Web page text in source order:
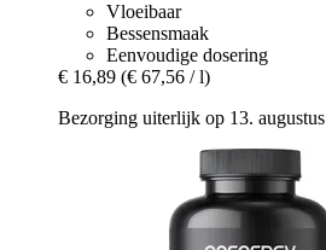
Vloeibaar
Bessensmaak
Eenvoudige dosering
€ 16,89 (€ 67,56 / l)
Bezorging uiterlijk op 13. augustus